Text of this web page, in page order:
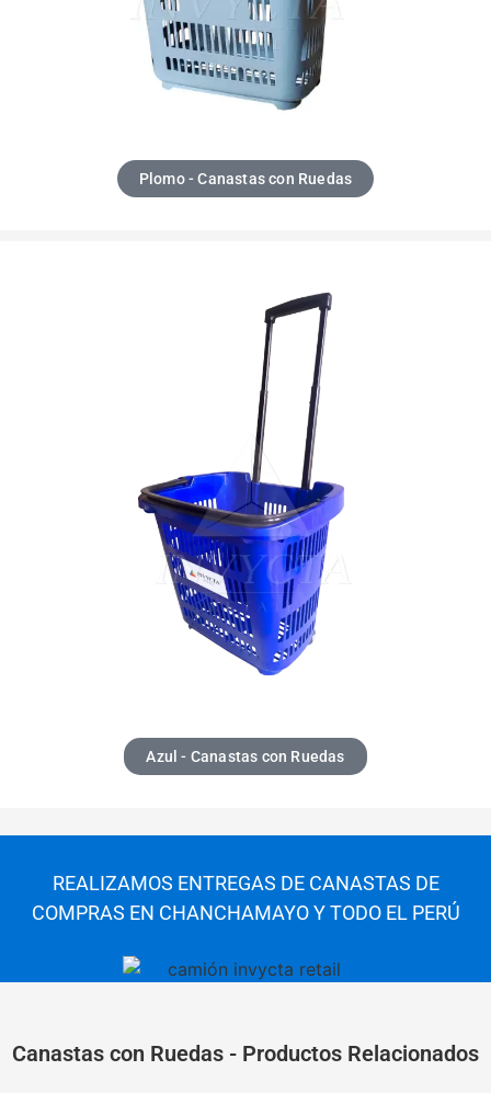
Plomo - Canastas con Ruedas
Azul - Canastas con Ruedas
REALIZAMOS ENTREGAS DE CANASTAS DE
COMPRAS EN CHANCHAMAYO Y TODO EL PERÚ
Canastas con Ruedas - Productos Relacionados